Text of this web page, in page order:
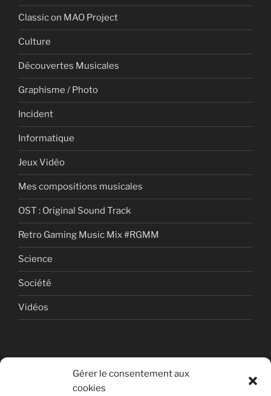
Gérer le consentement aux
cookies
Classic on MAO Project
Culture
Découvertes Musicales
Graphisme / Photo
Incident
Informatique
Jeux Vidéo
Mes compositions musicales
OST : Original Sound Track
Retro Gaming Music Mix #RGMM
Science
Société
Vidéos